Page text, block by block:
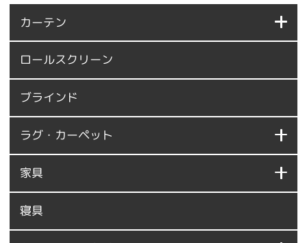
カーテン
ロールスクリーン
ブラインド
ラグ・カーペット
家具
寝具